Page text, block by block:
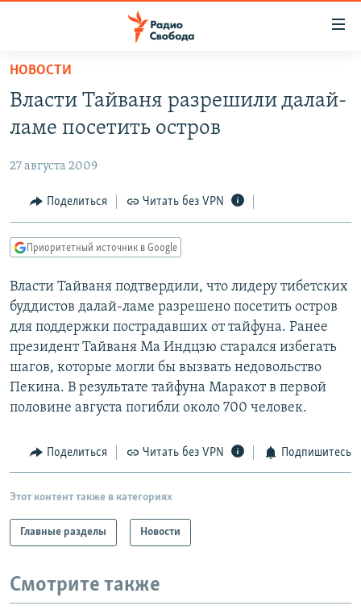
упрощенного
доступа
основному
Вернутся
главной
навигации
Вернутся
поиску
ЦИТАТЫ СВОБОДЫ
МНЕНИЯ
IDEL.РЕАЛИИ
КАВКАЗ.РЕАЛИИ
СЕВЕР.РЕАЛИИ
СИБИРЬ.РЕАЛИИ
РАСПИСАНИЕ ВЕЩАНИЯ
ПОДПИШИТЕСЬ НА РАССЫЛКУ
СОЦИАЛЬНЫЕ СЕТИ
НОВОСТИ
Власти Тайваня разрешили далай-
ламе посетить остров
27 августа 2009
Поделиться Читать без VPN
Приоритетный источник в Google
Власти Тайваня подтвердили, что лидеру тибетских
буддистов далай-ламе разрешено посетить остров
для поддержки пострадавших от тайфуна. Ранее
президент Тайваня Ма Индцзю старался избегать
шагов, которые могли бы вызвать недовольство
Пекина. В результате тайфуна Маракот в первой
половине августа погибли около 700 человек.
Поделиться Читать без VPN Подпишитесь
Этот контент также в категориях
Главные разделы Новости
Смотрите также